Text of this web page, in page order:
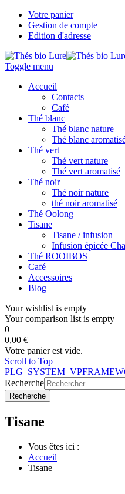
Votre panier
Gestion de compte
Edition d'adresse
Toggle menu
Accueil
Contacts
Café
Thé blanc
Thé blanc nature
Thé blanc
Thé vert
Thé vert nature
Thé vert aromatisé
Thé noir
Thé noir nature
thé noir aromatisé
Thé Oolong
Tisane
Tisane / infusion
Infusion épicée
Thé ROOIBOS
Café
Accessoires
Blog
Your wishlist is empty
Your comparison list is empty
0
0,00 €
Votre panier est vide.
Scroll to Top
Recherche
Recherche
Tisane
Vous êtes ici :
Accueil
Tisane